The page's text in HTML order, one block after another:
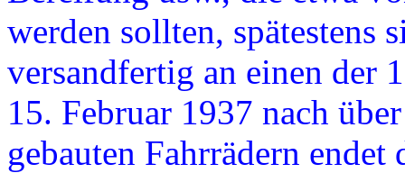
werden sollten, spätestens
versandfertig an einen der
15. Februar 1937 nach
gebauten Fahrrädern